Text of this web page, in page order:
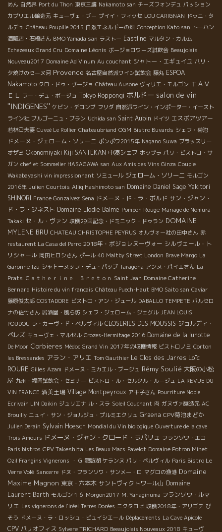
めん 自然界 Port du Thon 東京三鷹 Nakamoto san チーズフォンデュ パッション
カプリエル醸造元 キューヴェ・ブー プイイ・フィッセ LOU CARIGNAN ドゥニ・タ
ルデュ Château Poupille 2015 自然エネルギーの畑 Conception Kato san トーハン
酒販店・石橋さん BMO Yamada san ラストー Eastline マルタン・カルム
Echezeaux Grand Cru Domaine Léonis ボージョロワーズ試飲会 Beaujolais
Nouveau2017 Domaine Ad Vinum Au couchant シャトー・エギュイユ パリ・
夕焼けのセーヌ河 Provence 名古屋自然派ワイン試飲会 藤丸 ESPOA
Nakamoto クロ・ドゥ・ヴージョ Château Ausone ヴィリエ・モルゴン ＴＡＶ
ＥＬ フー・デュ・ボージョ Tokyo Roppongi ボルドー salon de vin
''INDIGENES'' ケビン・デコンブ フリダ 自然派ワイン・インポーター・イースト
ライン社 ブルゴーニュ・ブラン Uchida san Saint Aubin ドイツ エスポアツアー
若林ご夫妻 Cuveé Le Rollier Chateaubriand OGM Bistro Buvards シェフ・菊池
ドメーヌ・ジェローム・ソリーニ ポンポワ2015年 Nagano Suwa ブラッスリー
オザミ Okonomiyaki Kiji SANTEKAN 中湊シェフ ホップラ パリ・ビストロ・サ
ガン chef et Sommelier HASAGAWA san Aux Amis des Vins Ginza Couple
Wakabayashi vin impressionnant ソミュール ジェローム・ソリーニ モルゴン
2016年 Julien Courtois Alliq Hashimoto san Domaine Daniel Sage Yakitori
SHINORI France Gonzalvez Sena ドメーヌ・ド・ラ・ボルド サン・ジャン・
ド・ラ・ジネスト Domaine Elodie Balme Pompon Rouge Mariage de Nomura
Takaki セ・ル・ヴァン 収穫29回記念・ドミニック・ドゥラン DOMAINE
MYLENE BRU CHATEAU CHRISTOPHE PEYRUS オルヴォー社の田中さん 赤
restaurent La Casa del Perro 2018年・ボジョレヌーヴォー シルヴェール・ト
リシャール 岡田ヒロシさん ポール 40 Maltby Street London Brave Margo La
Garonne Izu シャトーヌッフ・デュ・パップ Taragona アンヌ・パイエさん La
Prats Ｃａｔｈｅｒｉｎｅ Ｂｒｅｔｏｎ Saint Jean Domaine Catherine
Bernard Histoire du vin francais Château Puech-Haut BMO Saito san Caviar
藤原俊太郎 COSTADORE ビストロ・アン・ジュール DABALLO TEMPETE バルセロ
ナの佐竹さん 居酒屋・風ら坊 シェフ・ジェローム・ジェグル JEAN LOUIS
POUDOU ラ・カーヴ・ド・ベルヴィル CLOSERIES DES MOUSSIS ジョルディ・
ペレズ キューヴェ・マルセル Crozes-Hermitage 2016 Domaine de la lunotte
De Moor Corbieres Médoc Grand Vin 2017年の収穫情報 ビストロノミ Corton
les Bressandes アラン・アリエ Tom Gauthier Le Clos des Jarres Loïc
ROURE Gilles Azam ドメーヌ・ミカエル・ブージュ Rémy Soulié 大阪の小松
屋 九州・福岡試飲会・セミナー ビストロ・ル・セルクル・ルージュ LA REVUE DU
VIN FRANCE 酒美土場 Village Montpeyroux アキ子さん Pourriture Noble
Ecrivain LIN Daikin ジュリエナ ル・スラ Soleil Couchant 肉 ガヌヴァ醸造元 AC
Brouilly ニュイ・サン・ジョルジュ・プルミエクリュ Graena CPV菊池まどか
Julien Derain Sylvain Hoesch Mondial du Vin biologique Ouverture de la cave
Trois Amours ドメーヌ・ジャン・クロード・ラパリュ フランソワ・エコ
Paris bistros CPV Takeshita Les Beaux Macs Pavelot Domaine Potron Minet
Ozil Frangins Vignerons
・ G 諏訪湖 ケランヌ パリ・ベルヴィル Paris Bistro Le
Verre Volé Sancerre ドヌ・フランソワ・サンメー・ロ マグロの漁港 Domaine
Maxime Magnon 東京・六本木 サントヴィクトワール山 Domaine
Laurent Barth モルゴン１６ Morgon2017 M. Yanaginuma フランソワ・ルマ
リエ Les vignerons de l'iréel Terres Dorées ニクタロピ 収穫2018年・アリゴテ び
そう ドメーヌ・ラ・ロッシュ・ビュイシエール Déplacements La Cave Apicole
CPV パリオフィス Sylvere TRICHARD Beeaujolais Nouveaux 2018 キューヴ